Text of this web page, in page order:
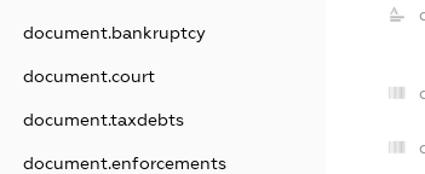
document.bankruptcy
document.court
document.taxdebts
document.enforcements